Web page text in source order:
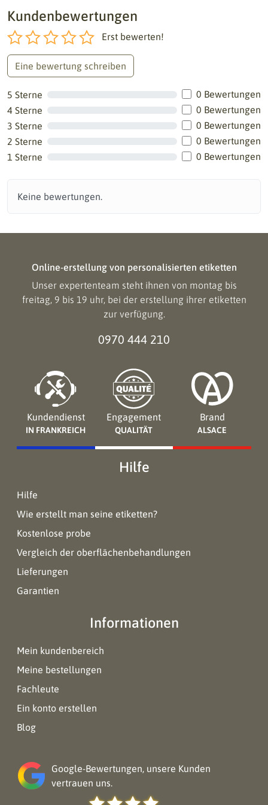
Kundenbewertungen
Erst bewerten!
Eine bewertung schreiben
5 Sterne
0 Bewertungen
4 Sterne
0 Bewertungen
3 Sterne
0 Bewertungen
2 Sterne
0 Bewertungen
1 Sterne
0 Bewertungen
Keine bewertungen.
Online-erstellung von personalisierten etiketten
Unser expertenteam steht ihnen von montag bis
freitag, 9 bis 19 uhr, bei der erstellung ihrer etiketten
zur verfügung.
0970 444 210
Kundendienst
IN FRANKREICH
Engagement
QUALITÄT
Brand
ALSACE
Hilfe
Hilfe
Wie erstellt man seine etiketten?
Kostenlose probe
Vergleich der oberflächenbehandlungen
Lieferungen
Garantien
Informationen
Mein kundenbereich
Meine bestellungen
Fachleute
Ein konto erstellen
Blog
Google-Bewertungen, unsere Kunden
vertrauen uns.